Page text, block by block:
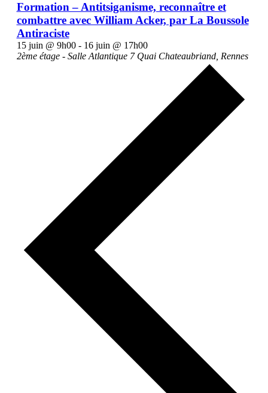
Formation – Antitsiganisme, reconnaître et
combattre avec William Acker, par La Boussole
Antiraciste
15 juin @ 9h00- 16 juin @ 17h00
2ème étage - Salle Atlantique 7 Quai Chateaubriand, Rennes